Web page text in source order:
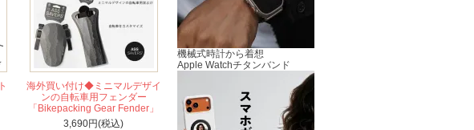
海外買い付け◆ミニマルデザイ
ンの自転車用フェンダー
「Bikepacking Gear Fender」
3,690円(税込)
機械式時計から着想
Apple Watchチタンバンド